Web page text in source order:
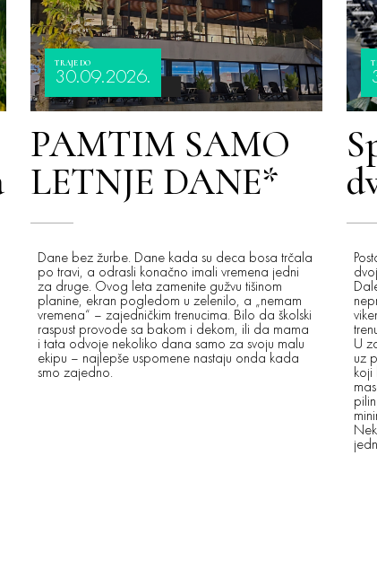
TRAJE DO
30.09.2026.
PAMTIM SAMO
LETNJE DANE*
Dane bez žurbe. Dane kada su deca bosa trčala
po travi, a odrasli konačno imali vremena jedni
za druge. Ovog leta zamenite gužvu tišinom
planine, ekran pogledom u zelenilo, a „nemam
vremena“ – zajedničkim trenucima. Bilo da školski
raspust provode sa bakom i dekom, ili da mama
i tata odvoje nekoliko dana samo za svoju malu
ekipu – najlepše uspomene nastaju onda kada
smo zajedno.
U
uz
koji